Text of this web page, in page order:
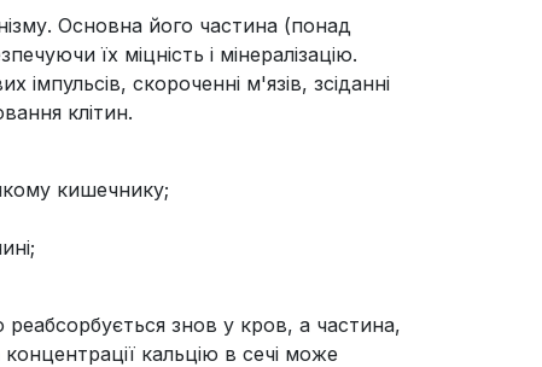
Основна його частина (понад
їх міцність і мінералізацію.
імпульсів, скороченні м'язів, зсіданні
клітин.
кишечнику;
знов у кров, а частина,
кальцію в сечі може